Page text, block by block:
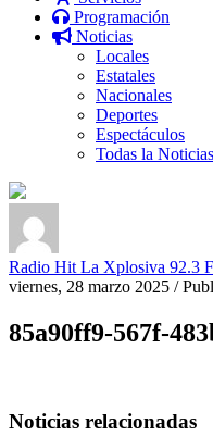
Programación
Noticias
Locales
Estatales
Nacionales
Deportes
Espectáculos
Todas la Noticias
Radio Hit La Xplosiva 92.3
viernes, 28 marzo 2025 /
85a90ff9-567f-
Noticias relacionadas